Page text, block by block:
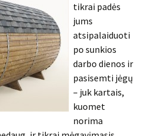
tikrai padės
jums
atsipalaiduoti
po sunkios
darbo dienos ir
pasisemti jėgų
– juk kartais,
kuomet
norima